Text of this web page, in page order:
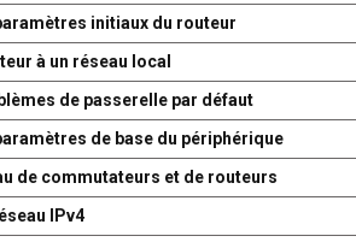
initiaux du routeur
à un réseau local
de passerelle par défaut
de base du périphérique
de commutateurs et de routeurs
IPv4